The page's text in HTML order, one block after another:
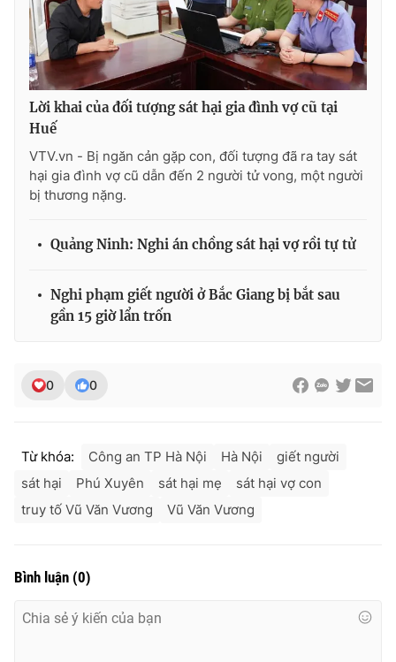
Lời khai của đối tượng sát hại gia đình vợ cũ tại
Huế
VTV.vn - Bị ngăn cản gặp con, đối tượng đã ra tay sát
hại gia đình vợ cũ dẫn đến 2 người tử vong, một người
bị thương nặng.
Quảng Ninh: Nghi án chồng sát hại vợ rồi tự tử
Nghi phạm giết người ở Bắc Giang bị bắt sau
gần 15 giờ lẩn trốn
0 0
Từ khóa: Công an TP Hà Nội Hà Nội
giết người
sát hại
Phú Xuyên sát hại mẹ
sát hại vợ con
truy tố Vũ Văn Vương
Vũ Văn Vương
Bình luận (0)